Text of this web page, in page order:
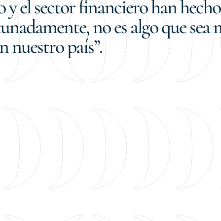
el sector financiero han
no es algo que
nuestro país”.